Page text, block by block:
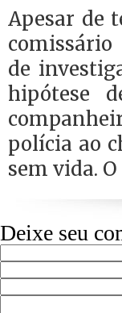
Apesar de
de
hipótese
polícia ao
sem vida.
Deixe seu